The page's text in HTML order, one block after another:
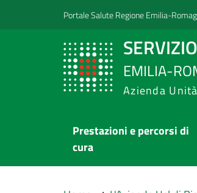
Vai al contenuto
Vai alla navigazionePortale Salute Regione Emilia-
EMILIA-
Azienda
Prestazioni e percorsi di
cura